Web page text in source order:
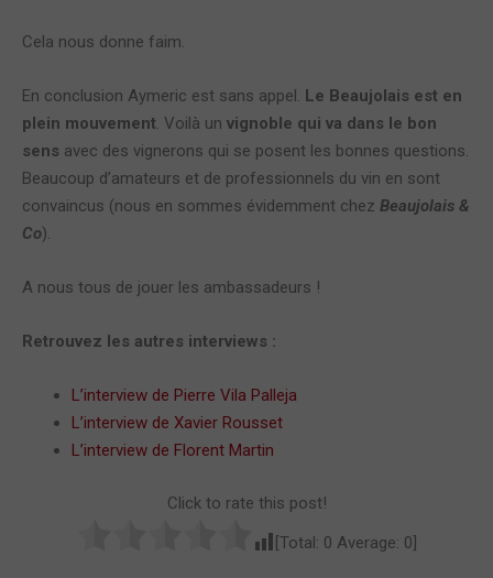
Cela nous donne faim.
En conclusion Aymeric est sans appel. Le Beaujolais est en
plein mouvement. Voilà un vignoble qui va dans le bon
sens avec des vignerons qui se posent les bonnes questions.
Beaucoup d’amateurs et de professionnels du vin en sont
convaincus (nous en sommes évidemment chez Beaujolais &
Co).
A nous tous de jouer les ambassadeurs !
Retrouvez les autres interviews :
L’interview de Pierre Vila Palleja
L’interview de Xavier Rousset
L’interview de Florent Martin
Click to rate this post!
[Total: 0 Average: 0]